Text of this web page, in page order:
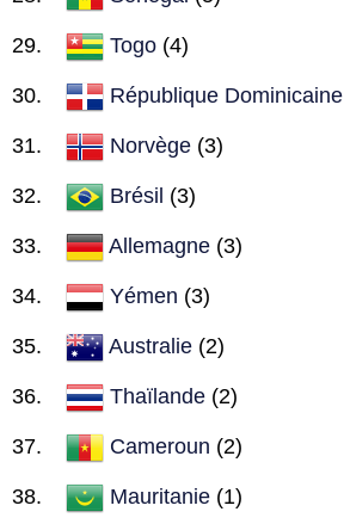
Togo (4)
République Dominicaine
Norvège (3)
Brésil (3)
Allemagne (3)
Yémen (3)
Australie (2)
Thaïlande (2)
Cameroun (2)
Mauritanie (1)